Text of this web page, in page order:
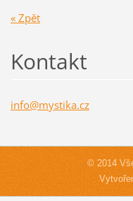
« Zpět
Kontakt
info@mystika.cz
© 2014